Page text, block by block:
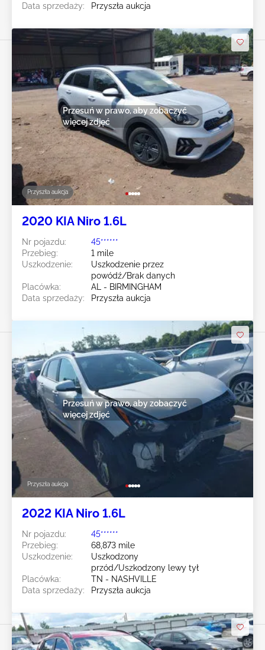
Data sprzedaży:
Przyszła aukcja
Przyszła aukcja
Przesuń w prawo, aby zobaczyć
więcej zdjęć
2020 KIA Niro 1.6L
Nr pojazdu:
45******
Przebieg:
1 mile
Uszkodzenie:
Uszkodzenie przez
powódź/Brak danych
Placówka:
AL - BIRMINGHAM
Data sprzedaży:
Przyszła aukcja
Przyszła aukcja
Przesuń w prawo, aby zobaczyć
więcej zdjęć
2022 KIA Niro 1.6L
Nr pojazdu:
45******
Przebieg:
68,873 mile
Uszkodzenie:
Uszkodzony
przód/Uszkodzony lewy tył
Placówka:
TN - NASHVILLE
Data sprzedaży:
Przyszła aukcja